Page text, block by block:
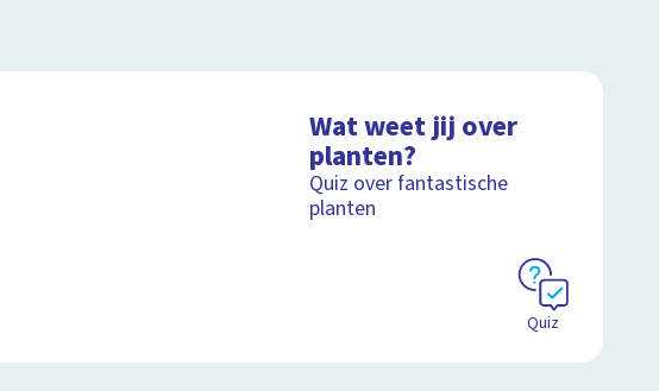
Wat weet jij over
planten?
Quiz over fantastische
planten
Quiz